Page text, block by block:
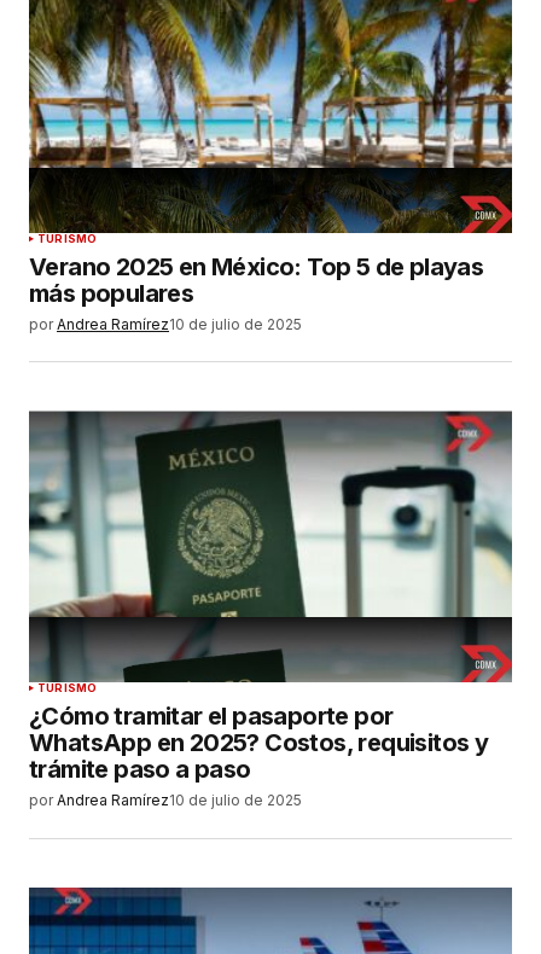
TURISMO
Verano 2025 en México: Top 5 de playas
más populares
por Andrea Ramírez10 de julio de 2025
TURISMO
¿Cómo tramitar el pasaporte por
WhatsApp en 2025? Costos, requisitos y
trámite paso a paso
por Andrea Ramírez10 de julio de 2025